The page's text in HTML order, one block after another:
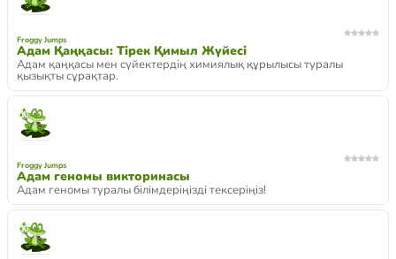
Froggy Jumps
Адам Қаңқасы: Тірек Қимыл Жүйесі
Адам қаңқасы мен сүйектердің химиялық құрылысы туралы
қызықты сұрақтар.
Froggy Jumps
Адам геномы викторинасы
Адам геномы туралы білімдеріңізді тексеріңіз!